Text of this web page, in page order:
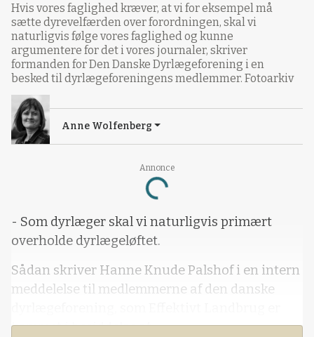
Annonce
Loading...
Hvis vores faglighed kræver, at vi for eksempel må
sætte dyrevelfærden over forordningen, skal vi
naturligvis følge vores faglighed og kunne
argumentere for det i vores journaler, skriver
formanden for Den Danske Dyrlægeforening i en
besked til dyrlægeforeningens medlemmer. Fotoarkiv
Anne Wolfenberg
- Som dyrlæger skal vi naturligvis primært
overholde dyrlægeløftet.
Sådan skriver Hanne Knude Palshof i en intern
meddelelse til medlemmerne af den danske
kommet i besiddelse af.